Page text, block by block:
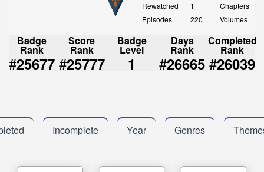
Rewatched
1
Episodes
220
Chapters
Volumes
Badge
Rank
#25677
Score
Rank
#25777
Badge
Level
1
Days
Rank
#26665
Completed
Rank
#26039
Incomplete Year Genres